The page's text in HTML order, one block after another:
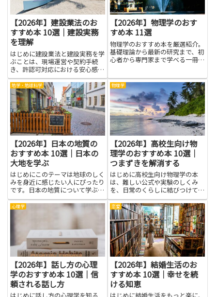
【2026年】建設業法のお
すすめ本 10選｜建設実務
を理解
はじめに建設業法と建設実務を学
ぶことは、現場運営や契約手続
き、許認可対応における安心感を
生みます。法令の基本や実務上の
ポイントを押さえることで、トラ
ブルの予防や工期・費用の適正化
に役立ちます。施工管理者や営
業、設計、経営者まで、関係者が
共通...
【2026年】物理学のおす
すめ本 11選
物理学のおすすめ本を厳選紹介。
基礎理論から最新の研究まで、初
心者から専門家まで学べる一冊が
地学・地球科学
【2026年】日本の地質の
おすすめ本 10選｜日本の
大地を学ぶ
はじめにこのテーマは地球のしく
みを身近に感じたい人にぴったり
です。日本の地質について学ぶ
と、私たちの住む土地がどう生ま
れ、どう変化してきたのかを知る
ことができます。山と海の境界や
川の流れ方、長い時間の中で形づ
くられた地層の話などを、難しく
物理学
【2026年】高校生向け物
理学のおすすめ本 10選｜
つまずきを解消する
はじめに高校生向け物理学の本
は、難しい公式や実験のしくみ
を、日常のくらしに結びつけてく
れる導き手です。本を読むと、な
ぜ物が落ちるのか、どうして車は
ブレーキで止まるのかといった身
近な現象の背後にある考え方が見
えてきます。つまずきを解消する
には...
心理学
【2026年】話し方の心理
学のおすすめ本 10選｜信
頼される話し方
恋愛
【2026年】結婚生活のお
すすめ本 10選｜幸せを続
ける知恵